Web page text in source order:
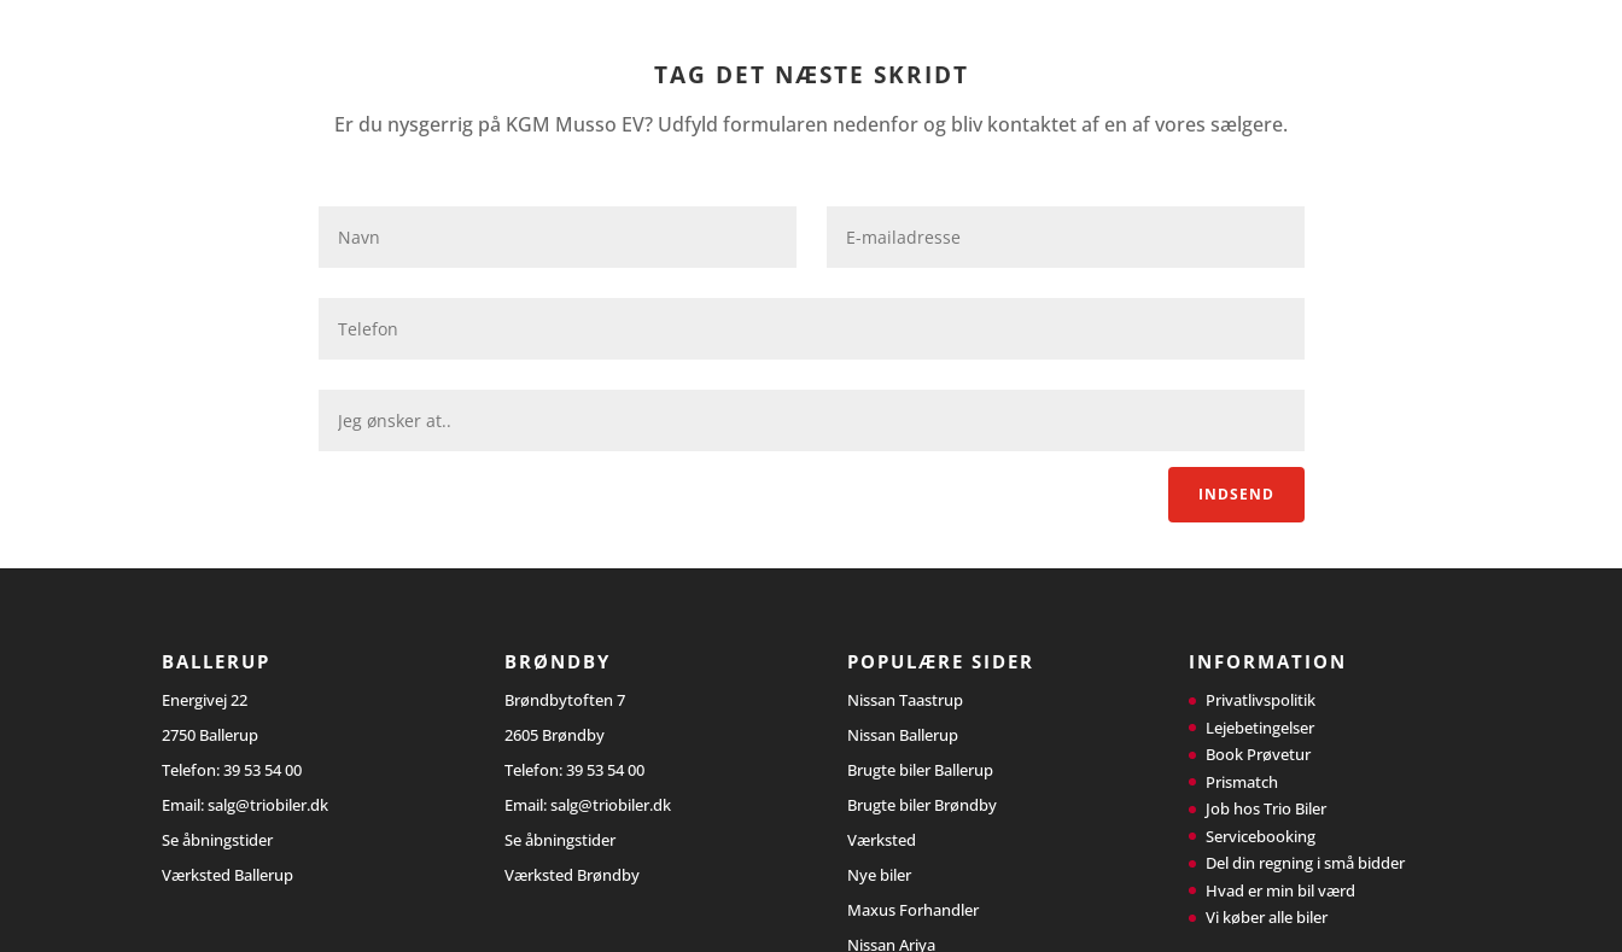
TAG DET NÆSTE SKRIDT
Er du nysgerrig på KGM Musso EV? Udfyld formularen nedenfor og bliv kontaktet af en af vores sælgere.
INDSEND
BALLERUP
Energivej 22
2750 Ballerup
Telefon:39 53 54 00
Email:salg@triobiler.dk
Se åbningstider
Værksted Ballerup
BRØNDBY
Brøndbytoften 7
2605 Brøndby
Telefon:39 53 54 00
Email:salg@triobiler.dk
Se åbningstider
Værksted Brøndby
POPULÆRE SIDER
Nissan Taastrup
Nissan Ballerup
Brugte biler Ballerup
Brugte biler Brøndby
Værksted
Nye biler
Maxus Forhandler
Nissan Ariya
INFORMATION
Privatlivspolitik
Lejebetingelser
Book Prøvetur
Prismatch
Job hos Trio Biler
Servicebooking
Del din regning i små bidder
Hvad er min bil værd
Vi køber alle biler